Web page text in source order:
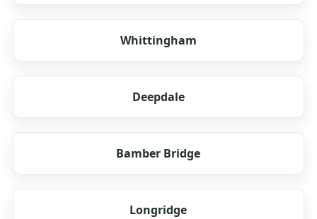
Whittingham
Deepdale
Bamber Bridge
Longridge